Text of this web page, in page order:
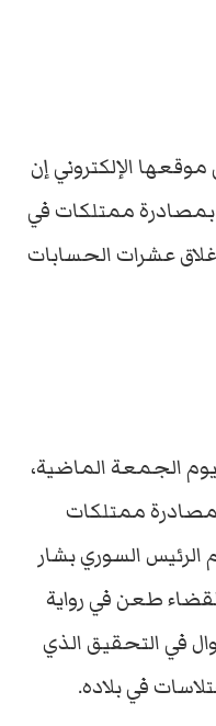
الإلكتروني إن
بمصادرة ممتلكات في
عشرات الحسابات
يوم الجمعة الماضية،
ممتلكات
الرئيس السوري بشار
طعن في رواية
في التحقيق الذي
في بلاده.